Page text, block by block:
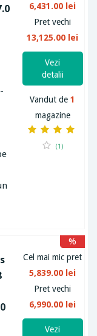
6,431.00 lei
Pret vechi
13,125.00 lei
Vezi
detalii
Vandut de1
magazine
(1)
Cel mai mic pret
5,839.00 lei
Pret vechi
6,990.00 lei
%
Vezi